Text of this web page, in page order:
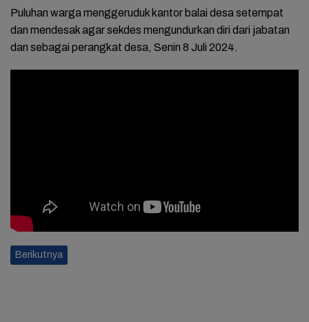
Puluhan warga menggeruduk kantor balai desa setempat
dan mendesak agar sekdes mengundurkan diri dari jabatan
dan sebagai perangkat desa, Senin 8 Juli 2024.
Berikutnya